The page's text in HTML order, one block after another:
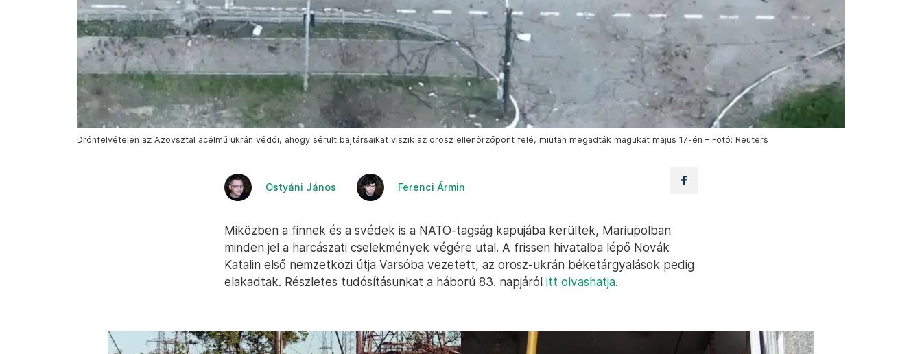
Drónfelvételen az Azovsztal acélmű ukrán védői, ahogy sérült bajtársaikat viszik az orosz ellenőrzőpont felé, miután megadták magukat május 17-én – Fotó: Reuters
Ostyáni János Ferenci Ármin
Miközben a finnek és a svédek is a NATO-tagság kapujába kerültek, Mariupolban
minden jel a harcászati cselekmények végére utal. A frissen hivatalba lépő Novák
Katalin első nemzetközi útja Varsóba vezetett, az orosz-ukrán béketárgyalások pedig
elakadtak. Részletes tudósításunkat a háború 83. napjáról itt olvashatja.